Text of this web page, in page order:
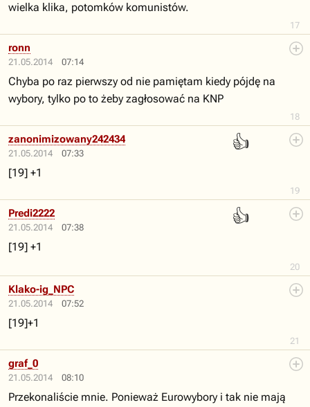
17
wielka klika, potomków komunistów.
21.05.2014 07:14
18
ronn
Chyba po raz pierwszy od nie pamiętam kiedy pójdę na
wybory, tylko po to żeby zagłosować na KNP
21.05.2014 07:33
👍
19
zanonimizowany242434
[19] +1
21.05.2014 07:38
👍
20
Predi2222
[19] +1
21.05.2014 07:52
21
Klako-ig_NPC
[19]+1
21.05.2014 08:10
graf_0
Przekonaliście mnie. Ponieważ Eurowybory i tak nie mają